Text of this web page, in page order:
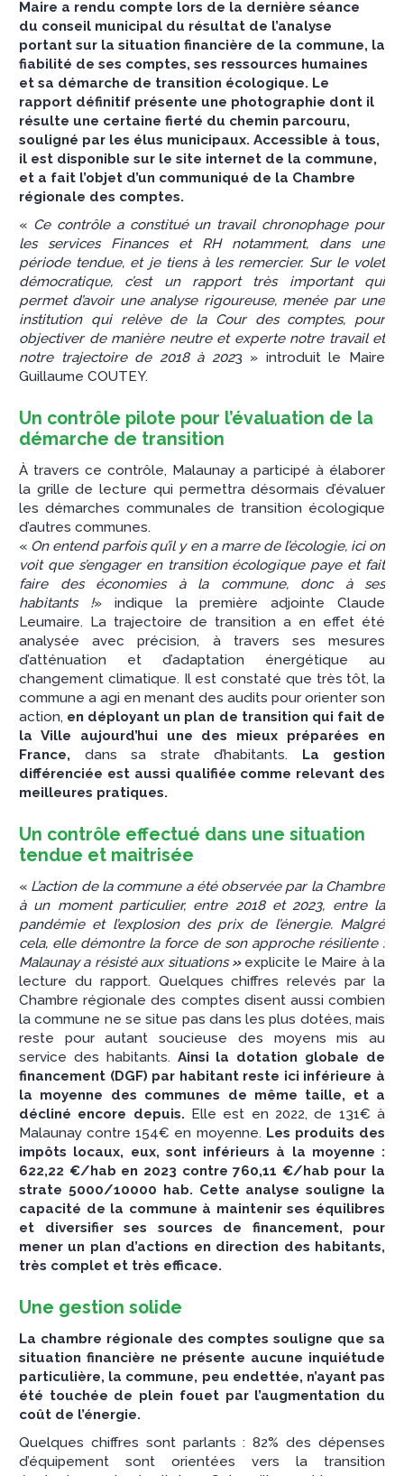
Maire a rendu compte lors de la dernière séance
du conseil municipal du résultat de l’analyse
portant sur la situation financière de la commune, la
fiabilité de ses comptes, ses ressources humaines
et sa démarche de transition écologique. Le
rapport définitif présente une photographie dont il
résulte une certaine fierté du chemin parcouru,
souligné par les élus municipaux. Accessible à tous,
il est disponible sur le site internet de la commune,
et a fait l’objet d’un communiqué de la Chambre
régionale des comptes.
« Ce contrôle a constitué un travail chronophage pour
les services Finances et RH notamment, dans une
période tendue, et je tiens à les remercier. Sur le volet
démocratique, c’est un rapport très important qui
permet d’avoir une analyse rigoureuse, menée par une
institution qui relève de la Cour des comptes, pour
objectiver de manière neutre et experte notre travail et
notre trajectoire de 2018 à 2023 » introduit le Maire
Guillaume COUTEY.
Un contrôle pilote pour l’évaluation de la
démarche de transition
À travers ce contrôle, Malaunay a participé à élaborer
la grille de lecture qui permettra désormais d’évaluer
les démarches communales de transition écologique
d’autres communes.
« On entend parfois qu’il y en a marre de l’écologie, ici on
voit que s’engager en transition écologique paye et fait
faire des économies à la commune, donc à ses
habitants !» indique la première adjointe Claude
Leumaire. La trajectoire de transition a en effet été
analysée avec précision, à travers ses mesures
d’atténuation et d’adaptation énergétique au
changement climatique. Il est constaté que très tôt, la
commune a agi en menant des audits pour orienter son
action, en déployant un plan de transition qui fait de
la Ville aujourd’hui une des mieux préparées en
France, dans sa strate d’habitants. La gestion
différenciée est aussi qualifiée comme relevant des
meilleures pratiques.
Un contrôle effectué dans une situation
tendue et maitrisée
« L’action de la commune a été observée par la Chambre
à un moment particulier, entre 2018 et 2023, entre la
pandémie et l’explosion des prix de l’énergie. Malgré
cela, elle démontre la force de son approche résiliente :
Malaunay a résisté aux situations»explicite le Maire à la
lecture du rapport. Quelques chiffres relevés par la
Chambre régionale des comptes disent aussi combien
la commune ne se situe pas dans les plus dotées, mais
reste pour autant soucieuse des moyens mis au
service des habitants. Ainsi la dotation globale de
financement (DGF) par habitant reste ici inférieure à
la moyenne des communes de même taille, et a
décliné encore depuis. Elle est en 2022, de 131€ à
Malaunay contre 154€ en moyenne. Les produits des
impôts locaux, eux, sont inférieurs à la moyenne :
622,22 €/hab en 2023 contre 760,11 €/hab pour la
strate 5000/10000 hab. Cette analyse souligne la
capacité de la commune à maintenir ses équilibres
et diversifier ses sources de financement, pour
mener un plan d’actions en direction des habitants,
très complet et très efficace.
Une gestion solide
La chambre régionale des comptes souligne que sa
situation financière ne présente aucune inquiétude
particulière, la commune, peu endettée, n’ayant pas
été touchée de plein fouet par l’augmentation du
coût de l’énergie.
Quelques chiffres sont parlants : 82% des dépenses
d’équipement sont orientées vers la transition